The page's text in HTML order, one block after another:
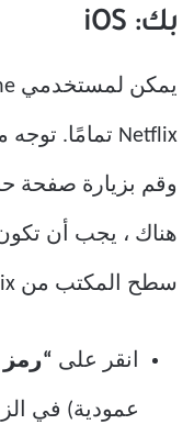
بك: iOS
هناك ، يجب أن
سطح المكتب من Netflix لإلغاء عضويتك.
انقر على “رمز
عمودية) في